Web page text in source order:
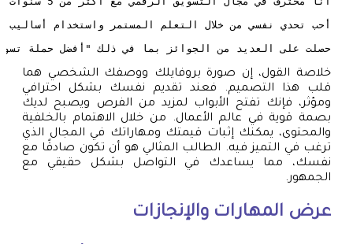
حصلت على العديد من الجوائز بما في ذلك "أفضل حملة تسويقية" في عام 2022، وأسعى
خلاصة القول، إن صورة بروفايلك ووصفك الشخصي هما
قلب هذا التصميم. فعند تقديم نفسك بشكل احترافي
ومؤثر، فإنك تفتح الأبواب لمزيد من الفرص ويصبح لديك
بصمة قوية في عالم الأعمال. من خلال الاهتمام بالخلفية
والمحتوى، يمكنك إثبات قيمتك ومهاراتك في المجال الذي
ترغب في التميز فيه. الطالب المثالي هو أن تكون صادقًا مع
نفسك، مما يساعدك في التواصل بشكل حقيقي مع
الجمهور.
عرض المهارات والإنجازات